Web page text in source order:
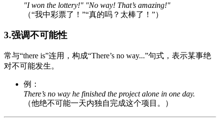
"I won the lottery!" "No way! That’s amazing!"
（“我中彩票了！”“真的吗？太棒了！”）
3.强调不可能性
常与“there is”连用，构成“There’s no way...”句式，表示某事绝
对不可能发生。
例：
There’s no way he finished the project alone in one day.
（他绝不可能一天内独自完成这个项目。）